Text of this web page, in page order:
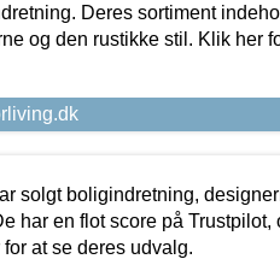
Deres sortiment
og den rustikke stil. Klik her
solgt boligindretning,
har en flot score på Trustpilot,
at se deres udvalg.